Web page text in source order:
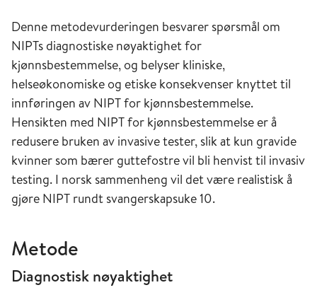
Denne metodevurderingen besvarer spørsmål om
NIPTs diagnostiske nøyaktighet for
kjønnsbestemmelse, og belyser kliniske,
helseøkonomiske og etiske konsekvenser knyttet til
innføringen av NIPT for kjønnsbestemmelse.
Hensikten med NIPT for kjønnsbestemmelse er å
redusere bruken av invasive tester, slik at kun gravide
kvinner som bærer guttefostre vil bli henvist til invasiv
testing. I norsk sammenheng vil det være realistisk å
gjøre NIPT rundt svangerskapsuke 10.
Metode
Diagnostisk nøyaktighet